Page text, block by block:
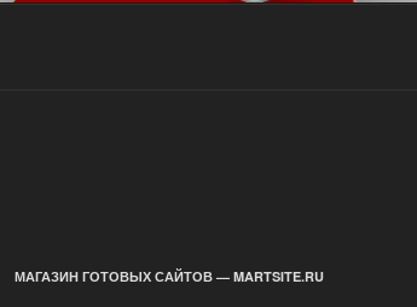
МАГАЗИН ГОТОВЫХ САЙТОВ — MARTSITE.RU